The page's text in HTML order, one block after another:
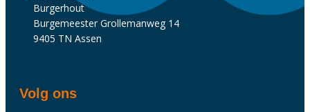
Burgerhout
Burgemeester Grollemanweg 14
9405 TN Assen
Volg ons